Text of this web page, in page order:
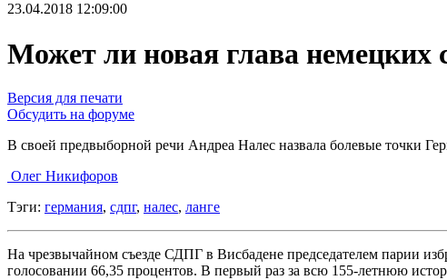
23.04.2018 12:09:00
Может ли новая глава немецких
Версия для печати
Обсудить на форуме
В своей предвыборной речи Андреа Налес назвала болевые точки
Олег Никифоров
Тэги: германия, сдпг, налес, ланге
На чрезвычайном съезде СДПГ в Висбадене председателем парии
голосовании 66,35 процентов. В первый раз за всю 155-летнюю